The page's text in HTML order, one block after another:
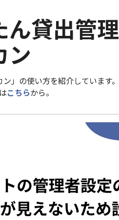
ん貸出管理
ン
」の使い方を紹介しています。
こちらから。